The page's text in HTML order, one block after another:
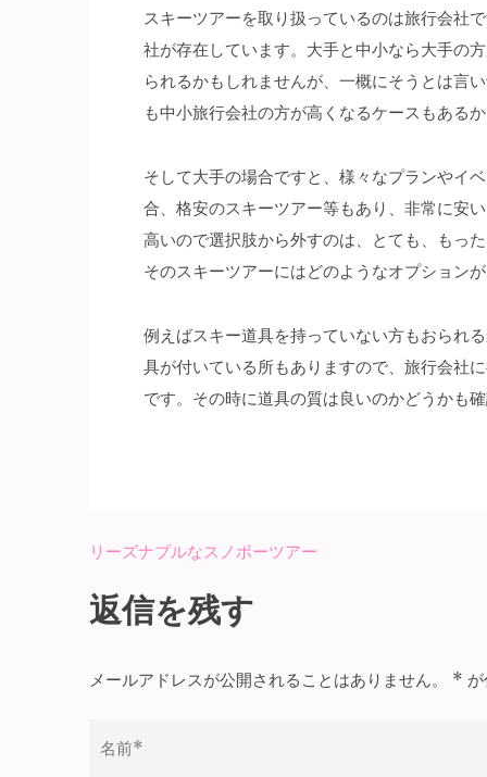
スキーツアーを取り扱っているのは旅行会社
社が存在しています。大手と中小なら大手の
られるかもしれませんが、一概にそうとは言
も中小旅行会社の方が高くなるケースもある
そして大手の場合ですと、様々なプランやイ
合、格安のスキーツアー等もあり、非常に安
高いので選択肢から外すのは、とても、もっ
そのスキーツアーにはどのようなオプション
例えばスキー道具を持っていない方もおられ
具が付いている所もありますので、旅行会社
です。その時に道具の質は良いのかどうかも
稿
ナ
ビ
ゲ
シ
リーズナブルなスノボーツアー
返信を残す
メールアドレスが公開されることはありません。 *